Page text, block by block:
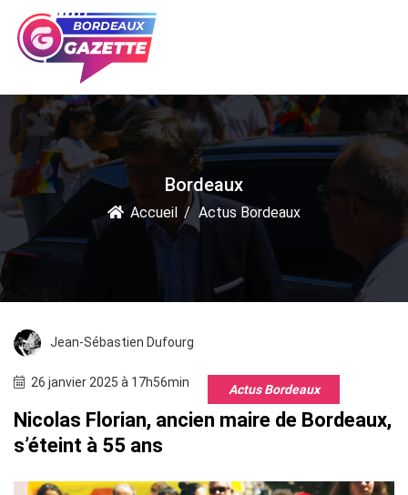
Bordeaux
Accueil Actus Bordeaux
Jean-Sébastien Dufourg
26 janvier 2025 à 17h56min Actus Bordeaux
Nicolas Florian, ancien maire de Bordeaux,
s’éteint à 55 ans